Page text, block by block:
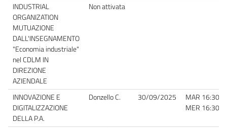
INDUSTRIAL
ORGANIZATION
MUTUAZIONE
DALL'INSEGNAMENTO
"Economia industriale"
nel CDLM IN
DIREZIONE
AZIENDALE
Non attivata
INNOVAZIONE E
DIGITALIZZAZIONE
DELLA P.A.
Donzello C. 30/09/2025
MAR 16:30-
MER 16:30-